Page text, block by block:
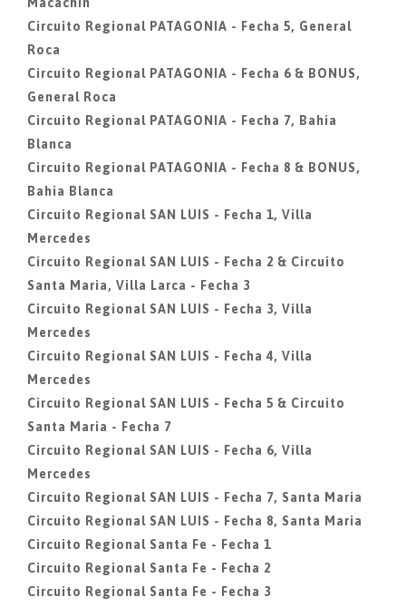
Circuito Regional PATAGONIA - Fecha 5, General
Roca
Circuito Regional PATAGONIA - Fecha 6 & BONUS,
General Roca
Circuito Regional PATAGONIA - Fecha 7, Bahia
Blanca
Circuito Regional PATAGONIA - Fecha 8 & BONUS,
Bahia Blanca
Circuito Regional SAN LUIS - Fecha 1, Villa
Mercedes
Circuito Regional SAN LUIS - Fecha 2 & Circuito
Santa Maria, Villa Larca - Fecha 3
Circuito Regional SAN LUIS - Fecha 3, Villa
Mercedes
Circuito Regional SAN LUIS - Fecha 4, Villa
Mercedes
Circuito Regional SAN LUIS - Fecha 5 & Circuito
Santa Maria - Fecha 7
Circuito Regional SAN LUIS - Fecha 6, Villa
Mercedes
Circuito Regional SAN LUIS - Fecha 7, Santa Maria
Circuito Regional SAN LUIS - Fecha 8, Santa Maria
Circuito Regional Santa Fe - Fecha 1
Circuito Regional Santa Fe - Fecha 2
Circuito Regional Santa Fe - Fecha 3